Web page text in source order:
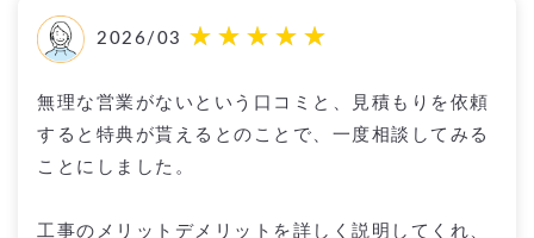
2026/03
無理な営業がないという口コミと、見積もりを依頼
すると特典が貰えるとのことで、一度相談してみる
ことにしました。
工事のメリットデメリットを詳しく説明してくれ、